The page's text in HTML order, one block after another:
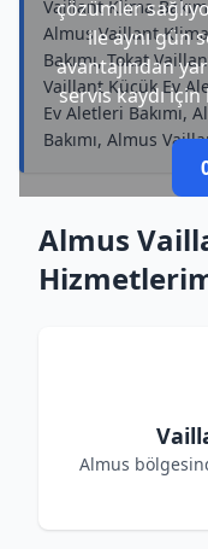
çözümler
ile aynı gün
avantajından
servis kaydı
Vaillant Klima
Almus Vaillant Klima
Bakımı, Tokat
Vaillant Küçük Ev
Ev Aletleri Bakımı,
Bakımı, Almus
Almus
Almus